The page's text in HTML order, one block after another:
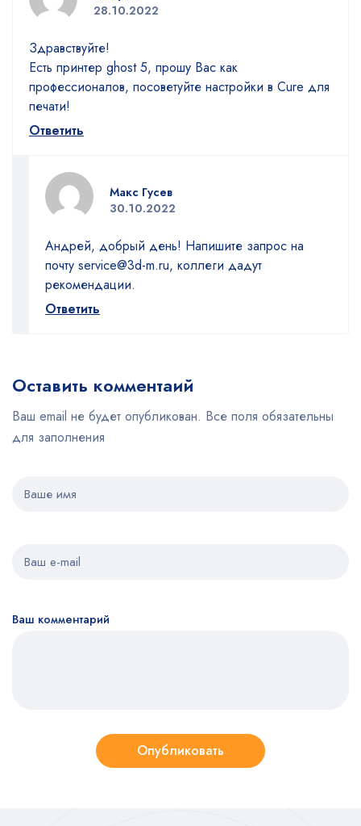
28.10.2022
Здравствуйте!
Есть принтер ghost 5, прошу Вас как
профессионалов, посоветуйте настройки в Cure для
печати!
Ответить
Макс Гусев
30.10.2022
Андрей, добрый день! Напишите запрос на
почту service@3d-m.ru, коллеги дадут
рекомендации.
Ответить
Оставить комментаий
Ваш email не будет опубликован. Все поля обязательны
для заполнения
Ваш комментарий
Опубликовать